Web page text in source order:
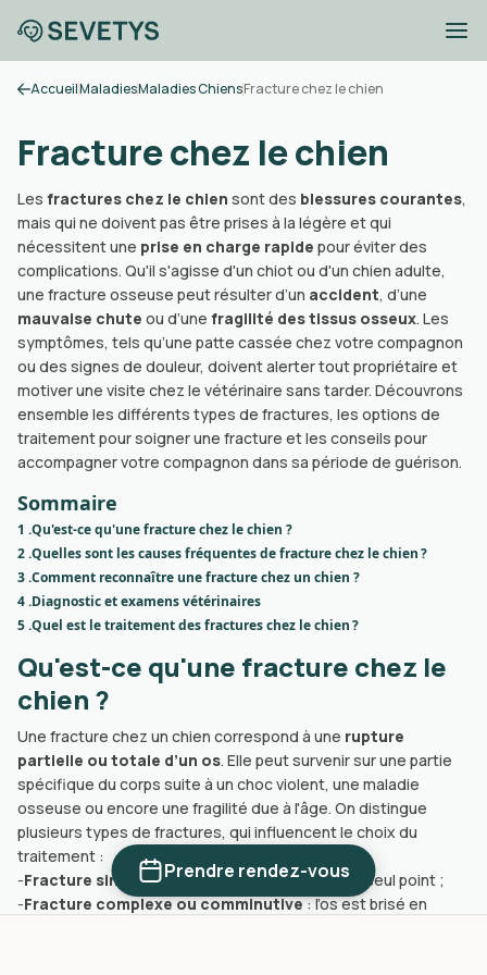
Prendre rendez-vous
AccueilMaladiesMaladies ChiensFracture chez le chien
Fracture chez le chien
Les fractures chez le chien sont des blessures courantes,
mais qui ne doivent pas être prises à la légère et qui
nécessitent une prise en charge rapide pour éviter des
complications. Qu'il s'agisse d'un chiot ou d'un chien adulte,
une fracture osseuse peut résulter d’un accident, d’une
mauvaise chute ou d’une fragilité des tissus osseux. Les
symptômes, tels qu’une patte cassée chez votre compagnon
ou des signes de douleur, doivent alerter tout propriétaire et
motiver une visite chez le vétérinaire sans tarder. Découvrons
ensemble les différents types de fractures, les options de
traitement pour soigner une fracture et les conseils pour
accompagner votre compagnon dans sa période de guérison.
Sommaire
1 .Qu'est-ce qu'une fracture chez le chien ?
2 .Quelles sont les causes fréquentes de fracture chez le chien ?
3 .Comment reconnaître une fracture chez un chien ?
4 .Diagnostic et examens vétérinaires
5 .Quel est le traitement des fractures chez le chien ?
Qu'est-ce qu'une fracture chez le
chien ?
Une fracture chez un chien correspond à une rupture
partielle ou totale d’un os. Elle peut survenir sur une partie
spécifique du corps suite à un choc violent, une maladie
osseuse ou encore une fragilité due à l'âge. On distingue
plusieurs types de fractures, qui influencent le choix du
traitement :
-Fracture simple: l’os est cassé en deux en un seul point ;
-Fracture complexe ou comminutive: l’os est brisé en